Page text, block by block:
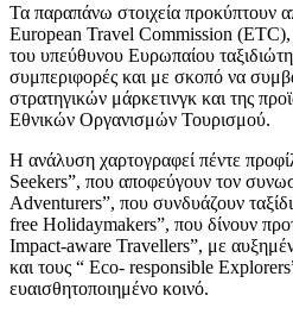
Τα παραπάνω στοιχεία προκύπτουν
European Travel Commission (ETC),
του υπεύθυνου Ευρωπαίου
συμπεριφορές και με σκοπό να
στρατηγικών μάρκετινγκ και της
Εθνικών Οργανισμών Τουρισμού.
Η ανάλυση χαρτογραφεί πέντε
Seekers”, που αποφεύγουν τον
Adventurers”, που συνδυάζουν
free Holidaymakers”, που δίνουν
Impact-aware Travellers”, με
και τους “ Eco- responsible
ευαισθητοποιημένο κοινό.